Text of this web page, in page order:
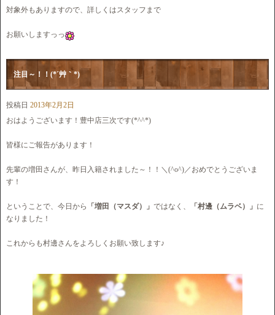
対象外もありますので、詳しくはスタッフまで
お願いしますっっ
注目～！！(*´艸｀*)
投稿日 2013年2月2日
おはようございます！豊中店三次です(*^^*)
皆様にご報告があります！
先輩の増田さんが、昨日入籍されました～！！＼(^o^)／おめでとうございま
す！
ということで、今日から 「増田（マスダ）」 ではなく、 「村邊（ムラベ）」 に
なりました！
これからも村邊さんをよろしくお願い致します♪